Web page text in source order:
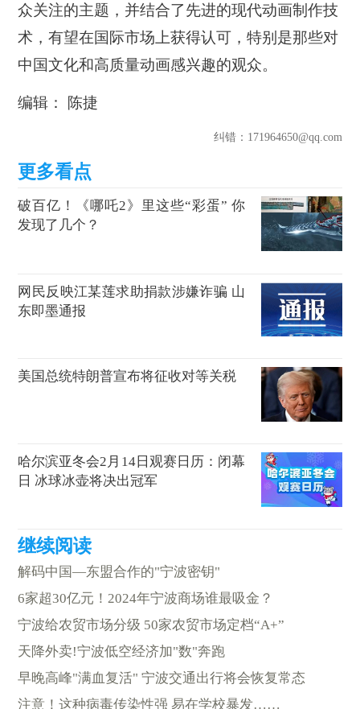
众关注的主题，并结合了先进的现代动画制作技
术，有望在国际市场上获得认可，特别是那些对
中国文化和高质量动画感兴趣的观众。
编辑： 陈捷
纠错：171964650@qq.com
破百亿！《哪吒2》里这些“彩蛋” 你
发现了几个？
网民反映江某莲求助捐款涉嫌诈骗 山
东即墨通报
美国总统特朗普宣布将征收对等关税
哈尔滨亚冬会2月14日观赛日历：闭幕
日 冰球冰壶将决出冠军
解码中国—东盟合作的"宁波密钥"
6家超30亿元！2024年宁波商场谁最吸金？
宁波给农贸市场分级 50家农贸市场定档“A+”
天降外卖!宁波低空经济加"数"奔跑
早晚高峰"满血复活" 宁波交通出行将会恢复常态
注意！这种病毒传染性强 易在学校暴发……